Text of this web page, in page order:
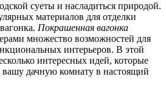
суеты и насладиться природой.
материалов для отделки
Покрашенная вагонка
множество возможностей для
интерьеров. В этой
интересных идей, которые
вашу дачную комнату в настоящий